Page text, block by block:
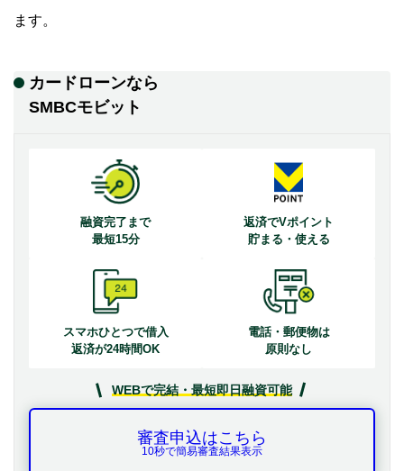
ます。
カードローンなら
SMBCモビット
融資完了まで
最短15分
返済でVポイント
貯まる・使える
スマホひとつで借入
返済が24時間OK
電話・郵便物は
原則なし
WEBで完結・最短即日融資可能
審査申込はこちら
10秒で簡易審査結果表示